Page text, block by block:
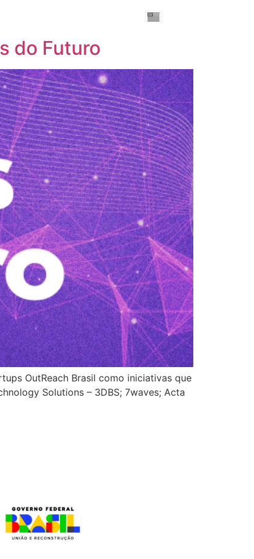
Contato
do Futuro
OutReach Brasil como iniciativas que
Solutions – 3DBS; 7waves; Acta